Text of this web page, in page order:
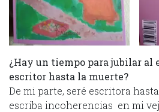
¿Hay un tiempo para jubilar al
escritor hasta la muerte?
De mi parte, seré escritora
escriba incoherencias en mi